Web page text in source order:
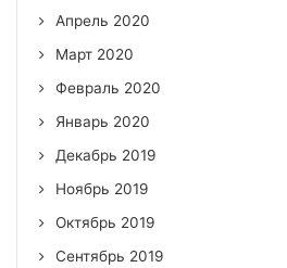
Апрель 2020
Март 2020
Февраль 2020
Январь 2020
Декабрь 2019
Ноябрь 2019
Октябрь 2019
Сентябрь 2019